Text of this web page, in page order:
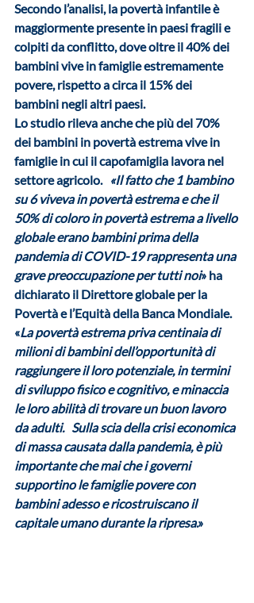
Secondo l’analisi, la povertà infantile è
maggiormente presente in paesi fragili e
colpiti da conflitto, dove oltre il 40% dei
bambini vive in famiglie estremamente
povere, rispetto a circa il 15% dei
bambini negli altri paesi.
Lo studio rileva anche che più del 70%
dei bambini in povertà estrema vive in
famiglie in cui il capofamiglia lavora nel
settore agricolo. «Il fatto che 1 bambino
su 6 viveva in povertà estrema e che il
50% di coloro in povertà estrema a livello
globale erano bambini prima della
pandemia di COVID-19 rappresenta una
grave preoccupazione per tutti noi» ha
dichiarato il Direttore globale per la
Povertà e l’Equità della Banca Mondiale.
«La povertà estrema priva centinaia di
milioni di bambini dell’opportunità di
raggiungere il loro potenziale, in termini
di sviluppo fisico e cognitivo, e minaccia
le loro abilità di trovare un buon lavoro
da adulti.   Sulla scia della crisi economica
di massa causata dalla pandemia, è più
importante che mai che i governi
supportino le famiglie povere con
bambini adesso e ricostruiscano il
capitale umano durante la ripresa.»